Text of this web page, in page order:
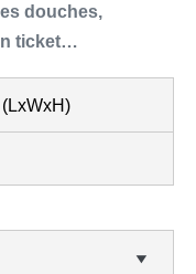
douches,
ticket…
(LxWxH)